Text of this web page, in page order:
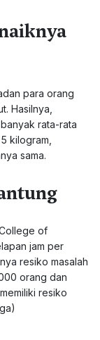
para orang
Hasilnya,
rata-rata
kilogram,
sama.
of
jam per
resiko masalah
orang dan
resiko